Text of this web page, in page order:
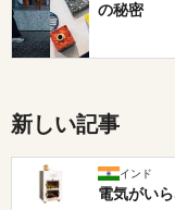
の秘密
新しい記事
インド
電気がいら